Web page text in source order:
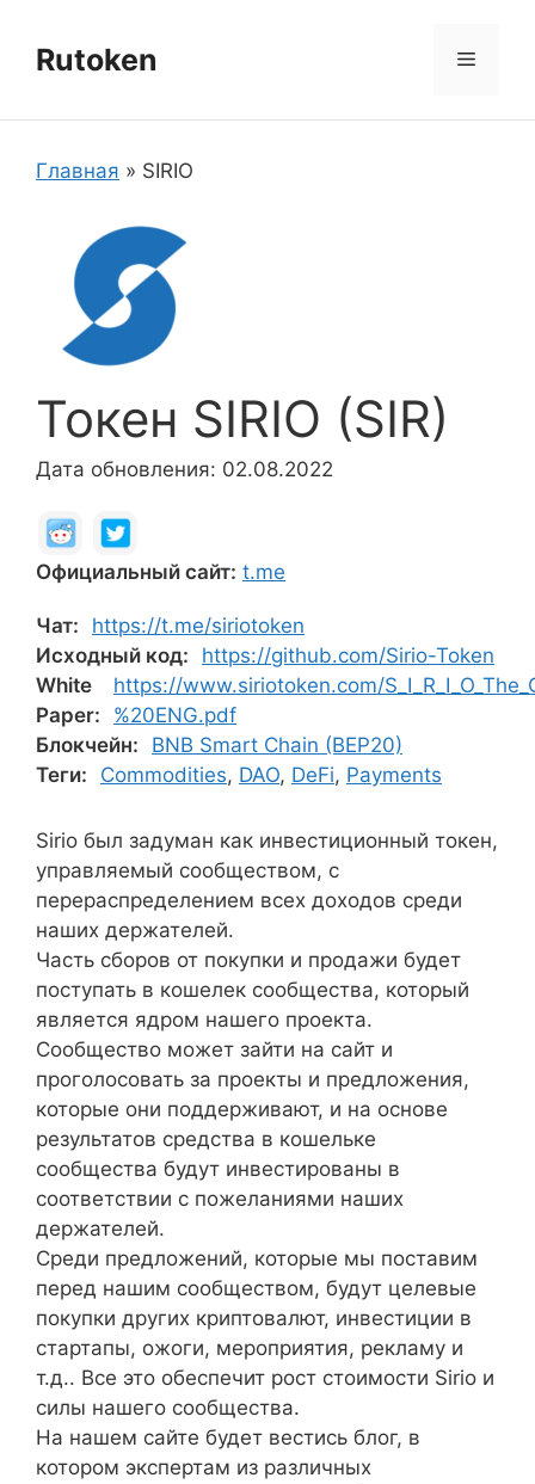
содержимому
Rutoken Меню
Главная » SIRIO
Токен SIRIO (SIR)
Дата обновления: 02.08.2022
Официальный сайт: t.me
Чат:
https://t.me/siriotoken
Исходный код:
https://github.com/Sirio-Token
White
Paper:
https://www.siriotoken.com/
%20ENG.pdf
Блокчейн:
BNB Smart Chain (BEP20)
Теги:
Commodities, DAO, DeFi, Payments
Sirio был задуман как инвестиционный токен,
управляемый сообществом, с
перераспределением всех доходов среди
наших держателей.
Часть сборов от покупки и продажи будет
поступать в кошелек сообщества, который
является ядром нашего проекта.
Сообщество может зайти на сайт и
проголосовать за проекты и предложения,
которые они поддерживают, и на основе
результатов средства в кошельке
сообщества будут инвестированы в
соответствии с пожеланиями наших
держателей.
Среди предложений, которые мы поставим
перед нашим сообществом, будут целевые
покупки других криптовалют, инвестиции в
стартапы, ожоги, мероприятия, рекламу и
т.д.. Все это обеспечит рост стоимости Sirio и
силы нашего сообщества.
На нашем сайте будет вестись блог, в
котором экспертам из различных